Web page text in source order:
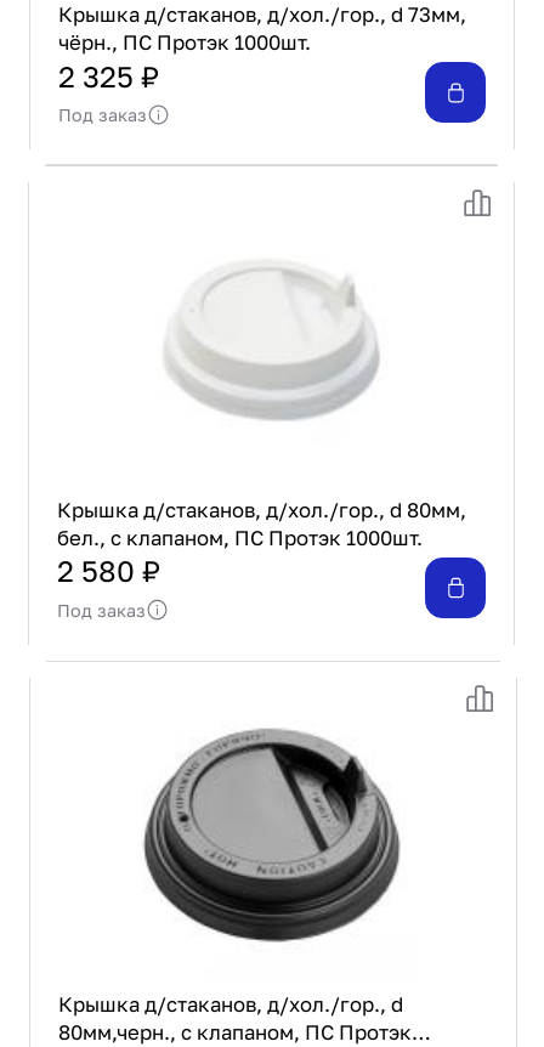
Крышка д/стаканов, д/хол./гор., d 73мм,
чёрн., ПС Протэк 1000шт.
2 325 ₽
Под заказ
Крышка д/стаканов, д/хол./гор., d 80мм,
бел., с клапаном, ПС Протэк 1000шт.
2 580 ₽
Под заказ
Крышка д/стаканов, д/хол./гор., d
80мм,черн., с клапаном, ПС Протэк